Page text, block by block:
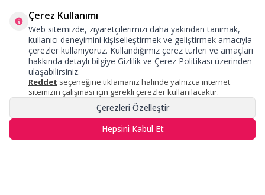
ve tescilli haklar ilgili sahiplerine aittir. İçeriklerimizde fark ettiğiniz
yanıltıcı veya yanlış anlaşılabilecek ifadeleri
bize bildirmenizi
ederiz. Tüm ürünlerimiz %100 orijinal olup, T.C. Tarım ve Orman
Bakanlığı onayına sahiptir.
Çerez Kullanımı
Web sitemizde, ziyaretçilerimizi daha yakından tanımak,
kullanıcı deneyimini kişiselleştirmek ve geliştirmek amacıyla
çerezler kullanıyoruz. Kullandığımız çerez türleri ve amaçları
hakkında detaylı bilgiye Gizlilik ve Çerez Politikası üzerinden
ulaşabilirsiniz.
Reddet seçeneğine tıklamanız halinde yalnızca internet
sitemizin çalışması için gerekli çerezler kullanılacaktır.
Çerezleri Özelleştir
Hepsini Kabul Et